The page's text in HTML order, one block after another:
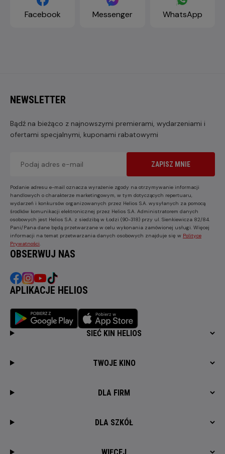
Facebook Messenger WhatsApp
NEWSLETTER
Bądź na bieżąco z najnowszymi premierami, wydarzeniami i
ofertami specjalnymi, kuponami rabatowymi
ZAPISZ MNIE
Podanie adresu e-mail oznacza wyrażenie zgody na otrzymywanie informacji
handlowych o charakterze marketingowym, w tym dotyczących repertuaru,
wydarzeń i konkursów organizowanych przez Helios S.A. wysyłanych za pomocą
środków komunikacji elektronicznej przez Helios S.A. Administratorem danych
osobowych jest Helios S.A. z siedzibą w Łodzi (90-318) przy ul. Sienkiewicza 82/84.
Pani/Pana dane będą przetwarzane w celu wykonania zamówionej usługi. Więcej
informacji na temat przetwarzania danych osobowych znajduje się w Polityce
Prywatności
OBSERWUJ NAS
APLIKACJE HELIOS
SIEĆ KIN HELIOS
TWOJE KINO
DLA FIRM
DLA SZKÓŁ
WIĘCEJ